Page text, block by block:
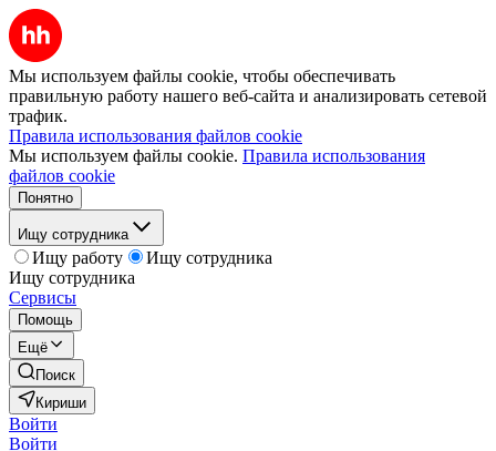
Мы используем файлы cookie, чтобы обеспечивать
правильную работу нашего веб-сайта и анализировать сетевой
трафик.
Правила использования файлов cookie
Мы используем файлы cookie. Правила использования
файлов cookie
Понятно
Ищу сотрудника
Ищу работу
Ищу сотрудника
Ищу сотрудника
Сервисы
Помощь
Ещё
Поиск
Кириши
Войти
Войти